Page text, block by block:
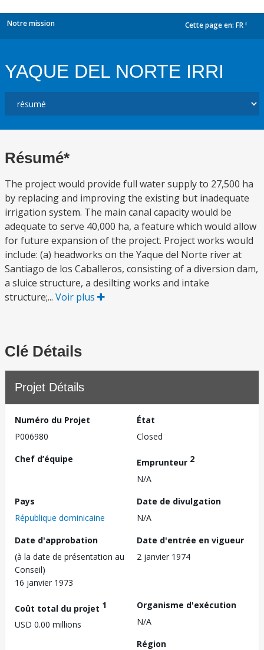
Notre mission Cette page en: FR
YAQUE DEL NORTE IRRI
Résumé*
The project would provide full water supply to 27,500 ha
by replacing and improving the existing but inadequate
irrigation system. The main canal capacity would be
adequate to serve 40,000 ha, a feature which would allow
for future expansion of the project. Project works would
include: (a) headworks on the Yaque del Norte river at
Santiago de los Caballeros, consisting of a diversion dam,
a sluice structure, a desilting works and intake
structure;... Voir plus
Clé Détails
Projet Détails
Numéro du Projet
P006980
État
Closed
Chef d’équipe
Emprunteur 2
N/A
Pays
République dominicaine
Date de divulgation
N/A
Date d'approbation
(à la date de présentation au
Conseil)
16 janvier 1973
Date d'entrée en vigueur
2 janvier 1974
Coût total du projet 1
USD 0.00 millions
Organisme d'exécution
N/A
Région